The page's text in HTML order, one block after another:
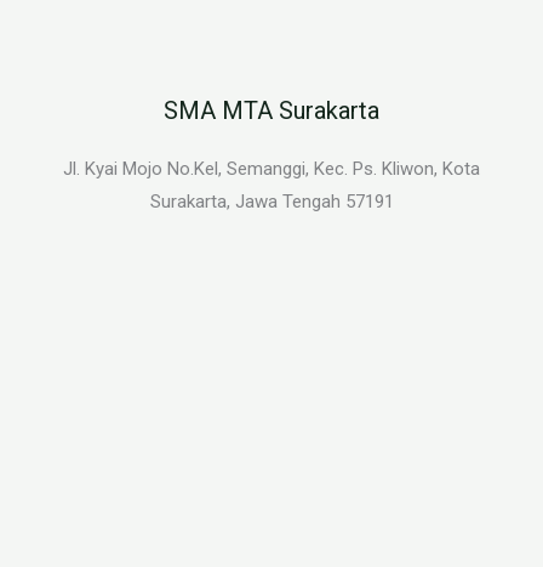
SMA MTA Surakarta
Jl. Kyai Mojo No.Kel, Semanggi, Kec. Ps. Kliwon, Kota
Surakarta, Jawa Tengah 57191